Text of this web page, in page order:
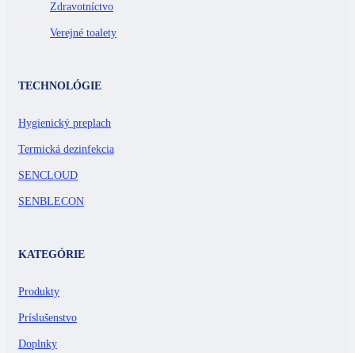
Zdravotníctvo
Verejné toalety
TECHNOLÓGIE
Hygienický preplach
Termická dezinfekcia
SENCLOUD
SENBLECON
KATEGÓRIE
Produkty
Príslušenstvo
Doplnky